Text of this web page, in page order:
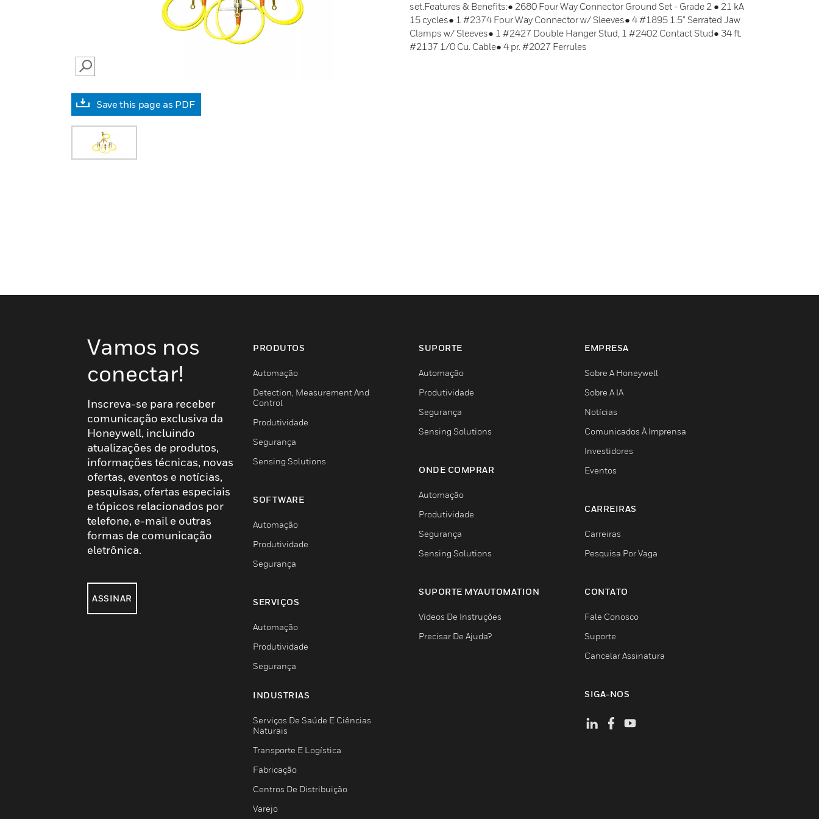
SEARCH
Save this page as PDF
set.Features & Benefits:● 2680 Four Way Connector Ground Set - Grade 2 ● 21 kA
15 cycles● 1 #2374 Four Way Connector w/ Sleeves● 4 #1895 1.5” Serrated Jaw
Clamps w/ Sleeves● 1 #2427 Double Hanger Stud, 1 #2402 Contact Stud● 34 ft.
#2137 1/0 Cu. Cable● 4 pr. #2027 Ferrules
Vamos nos
conectar!
Inscreva-se para receber
comunicação exclusiva da
Honeywell, incluindo
atualizações de produtos,
informações técnicas, novas
ofertas, eventos e notícias,
pesquisas, ofertas especiais
e tópicos relacionados por
telefone, e-mail e outras
formas de comunicação
eletrônica.
ASSINAR
PRODUTOS
Automação
Detection, Measurement And
Control
Produtividade
Segurança
Sensing Solutions
SOFTWARE
Automação
Produtividade
Segurança
SERVIÇOS
Automação
Produtividade
Segurança
INDUSTRIAS
Serviços De Saúde E Ciências
Naturais
Transporte E Logística
Fabricação
Centros De Distribuição
Varejo
SUPORTE
Automação
Produtividade
Segurança
Sensing Solutions
ONDE COMPRAR
Automação
Produtividade
Segurança
Sensing Solutions
SUPORTE MYAUTOMATION
Vídeos De Instruções
Precisar De Ajuda?
EMPRESA
Sobre A Honeywell
Sobre A IA
Notícias
Comunicados À Imprensa
Investidores
Eventos
CARREIRAS
Carreiras
Pesquisa Por Vaga
CONTATO
Fale Conosco
Suporte
Cancelar Assinatura
SIGA-NOS